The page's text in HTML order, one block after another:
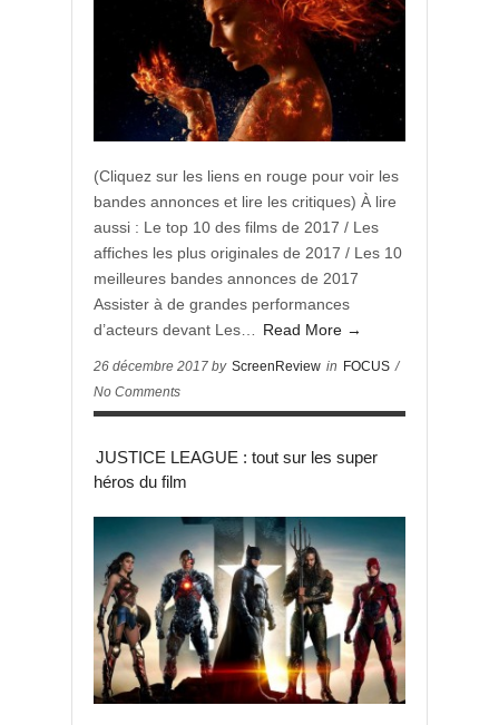
(Cliquez sur les liens en rouge pour voir les
bandes annonces et lire les critiques) À lire
aussi : Le top 10 des films de 2017 / Les
affiches les plus originales de 2017 / Les 10
meilleures bandes annonces de 2017
Assister à de grandes performances
d’acteurs devant Les…
Read More →
26 décembre 2017 by ScreenReview in FOCUS /
No Comments
JUSTICE LEAGUE : tout sur les super
héros du film